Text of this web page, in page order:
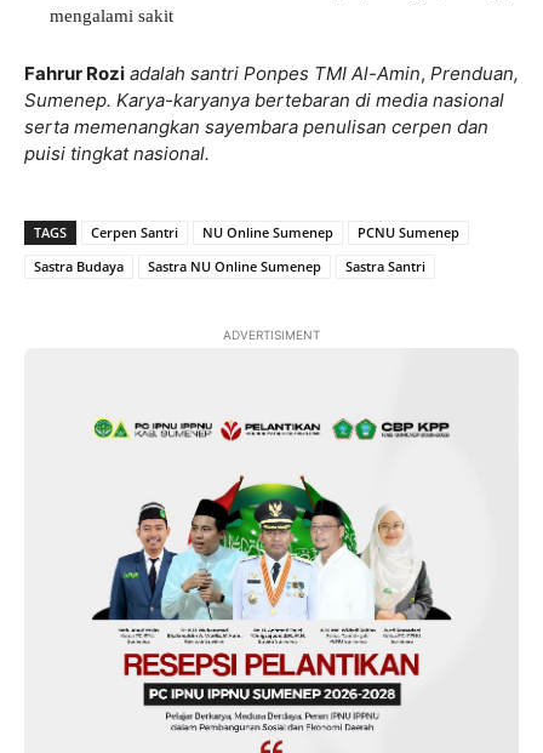
mengalami sakit
Fahrur Rozi adalah santri Ponpes TMI Al-Amin, Prenduan,
Sumenep. Karya-karyanya bertebaran di media nasional
serta memenangkan sayembara penulisan cerpen dan
puisi tingkat nasional.
TAGS Cerpen Santri NU Online Sumenep
PCNU Sumenep
Sastra Budaya
Sastra NU Online Sumenep Sastra Santri
ADVERTISIMENT